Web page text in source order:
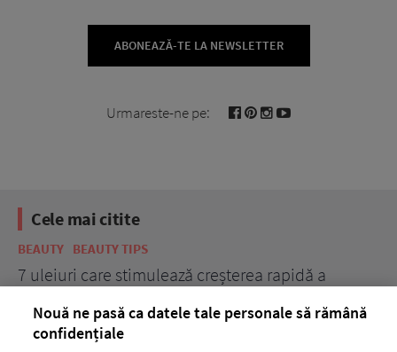
ABONEAZĂ-TE LA NEWSLETTER
Urmareste-ne pe:
Cele mai citite
BEAUTY BEAUTY TIPS
7 uleiuri care stimulează creșterea rapidă a
Nouă ne pasă ca datele tale personale să rămână
confidențiale